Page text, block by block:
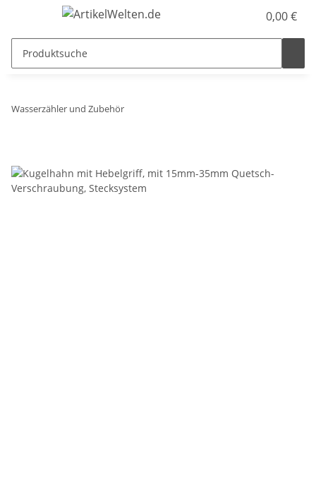
0,00 €
Wasserzähler und Zubehör